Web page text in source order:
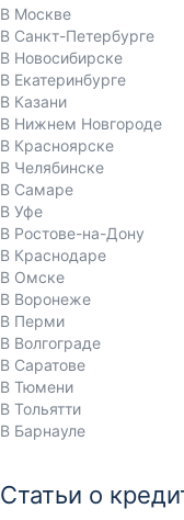
В Москве
В Санкт-Петербурге
В Новосибирске
В Екатеринбурге
В Казани
В Нижнем Новгороде
В Красноярске
В Челябинске
В Самаре
В Уфе
В Ростове-на-Дону
В Краснодаре
В Омске
В Воронеже
В Перми
В Волгограде
В Саратове
В Тюмени
В Тольятти
В Барнауле
Статьи о